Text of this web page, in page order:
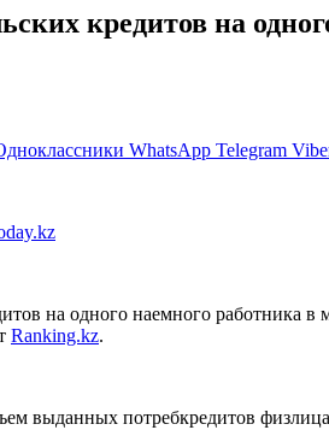
кредитов на
WhatsApp Telegram
на одного наемного работника
Ranking.kz.
выданных потребкредитов